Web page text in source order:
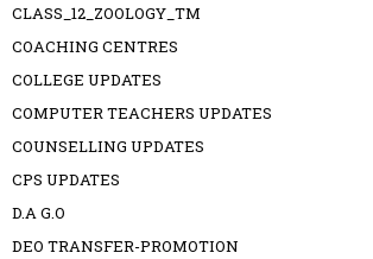
CLASS_12_ZOOLOGY_TM
COACHING CENTRES
COLLEGE UPDATES
COMPUTER TEACHERS UPDATES
COUNSELLING UPDATES
CPS UPDATES
D.A G.O
DEO TRANSFER-PROMOTION